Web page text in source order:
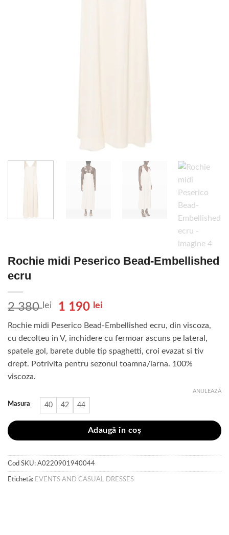
Rochie midi Peserico Bead-Embellished
ecru
2 380 lei
Prețul
a
fost:
2
380 lei.
1 190 lei
este:
1
190 lei.
Rochie midi Peserico Bead-Embellished ecru, din viscoza,
cu decolteu in V, inchidere cu fermoar ascuns pe lateral,
spatele gol, barete duble tip spaghetti, croi evazat si tiv
drept. Potrivita pentru sezonul toamna/iarna. 100%
viscoza.
Masura 40 42 44
ANULEAZĂ
Adaugă în coș
Cod SKU: A0220901940044
Etichetă: EVENTS AND CASUAL DRESSES